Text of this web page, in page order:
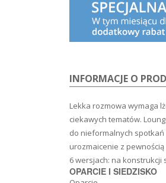
INFORMACJE O
Lekka rozmowa wymaga
ciekawych tematów.
do nieformalnych
urozmaicenie z
6 wersjach: na konstrukcji
OPARCIE I SIEDZISKO